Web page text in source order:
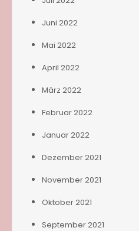
Juni 2022
Mai 2022
April 2022
März 2022
Februar 2022
Januar 2022
Dezember 2021
November 2021
Oktober 2021
September 2021